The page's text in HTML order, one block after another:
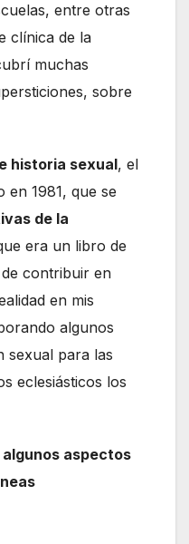
entre otras
clínica de la
muchas
sobre
historia sexual, el
1981, que se
de la
era un libro de
contribuir en
en mis
algunos
sexual para las
eclesiásticos los
aspectos